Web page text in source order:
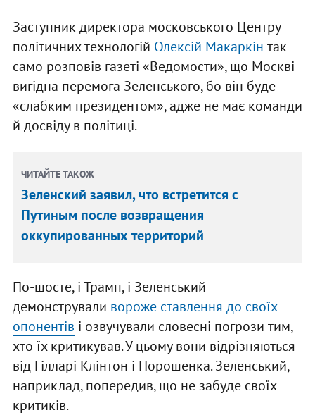
Заступник директора московського Центру
політичних технологій Олексій Макаркін так
само розповів газеті «Ведомости», що Москві
вигідна перемога Зеленського, бо він буде
«слабким президентом», адже не має команди
й досвіду в політиці.
ЧИТАЙТЕ ТАКОЖ
Зеленский заявил, что встретится с
Путиным после возвращения
оккупированных территорий
По-шосте, і Трамп, і Зеленський
демонстрували вороже ставлення до своїх
опонентів і озвучували словесні погрози тим,
хто їх критикував. У цьому вони відрізняються
від Гілларі Клінтон і Порошенка. Зеленський,
наприклад, попередив, що не забуде своїх
критиків.